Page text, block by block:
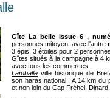
Gîte La belle issue 6 ,
personnes mitoyen, avec l'autre
3 épis, 3 étoiles pour 2
Gîtes situés à la campagne à 4
avec tous les commerces.
Lamballe ville historique de
son haras national,. A 14 km du
et non loin du Cap Fréhel,